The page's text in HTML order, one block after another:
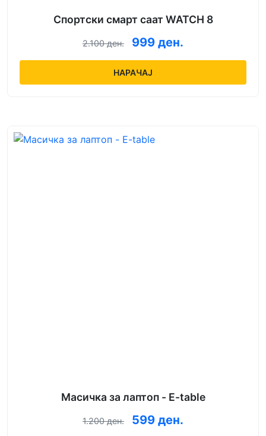
Спортски смарт саат WATCH 8
2.100 ден. 999 ден.
НАРАЧАЈ
Масичка за лаптоп - E-table
1.200 ден. 599 ден.